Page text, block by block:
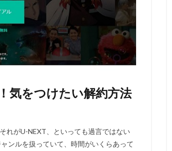
気をつけたい解約方法
れがU-NEXT、といっても過言ではない
ンルを扱っていて、時間がいくらあって